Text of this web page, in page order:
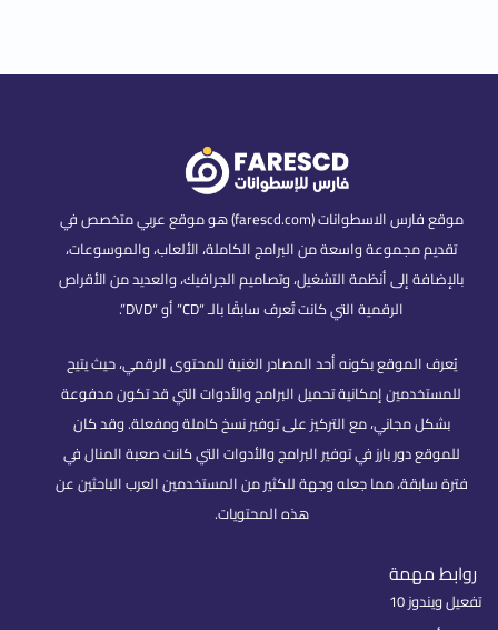
موقع فارس الاسطوانات (farescd.com) هو موقع عربي متخصص في
تقديم مجموعة واسعة من البرامج الكاملة، الألعاب، والموسوعات،
بالإضافة إلى أنظمة التشغيل، وتصاميم الجرافيك، والعديد من الأقراص
الرقمية التي كانت تُعرف سابقًا بالـ “CD” أو “DVD”.
يُعرف الموقع بكونه أحد المصادر الغنية للمحتوى الرقمي، حيث يتيح
للمستخدمين إمكانية تحميل البرامج والأدوات التي قد تكون مدفوعة
بشكل مجاني، مع التركيز على توفير نسخ كاملة ومفعلة. وقد كان
للموقع دور بارز في توفير البرامج والأدوات التي كانت صعبة المنال في
فترة سابقة، مما جعله وجهة للكثير من المستخدمين العرب الباحثين عن
هذه المحتويات.
روابط مهمة
تفعيل ويندوز 10